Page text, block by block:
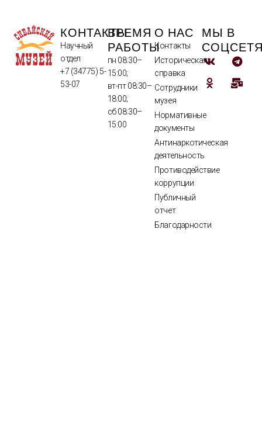
КОНТАКТЫ
Научный
отдел
+7 (34775) 5-
53-07
ВРЕМЯ
РАБОТЫ
пн 08:30–
15:00;
вт-пт 08:30–
18:00;
сб 08:30–
15:00
О НАС
Контакты
Историческая
справка
Сотрудники
музея
Нормативные
документы
Антинаркотическая
деятельность
Противодействие
коррупции
Публичный
отчет
Благодарности
МЫ В